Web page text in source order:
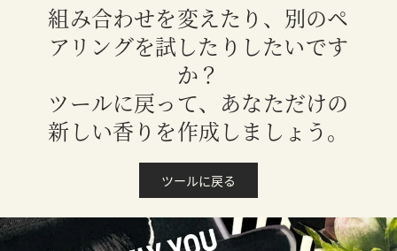
組み合わせを変えたり、別のペ
アリングを試したりしたいです
か？
ツールに戻って、あなただけの
新しい香りを作成しましょう。
ツールに戻る